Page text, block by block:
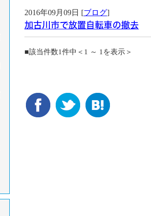
2016年09月09日 [ブログ]
加古川市で放置自転車の撤去
■該当件数1件中＜1 ～ 1を表示＞